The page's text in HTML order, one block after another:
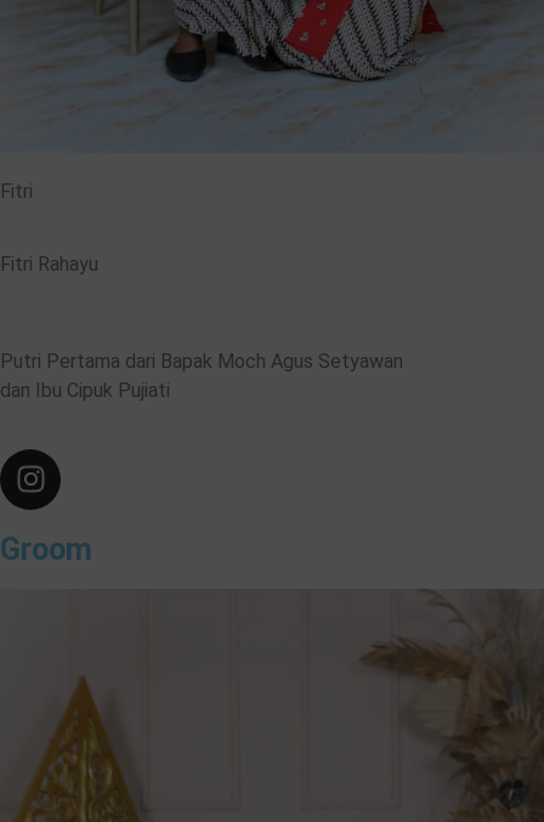
Fitri
Fitri Rahayu
Putri Pertama dari Bapak Moch Agus Setyawan
dan Ibu Cipuk Pujiati
Groom